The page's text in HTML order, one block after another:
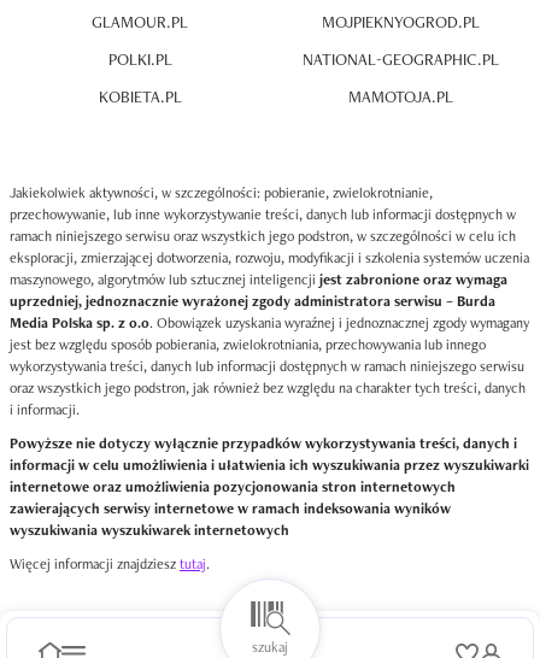
GLAMOUR.PL
POLKI.PL
KOBIETA.PL
MOJPIEKNYOGROD.PL
NATIONAL-GEOGRAPHIC.PL
MAMOTOJA.PL
Jakiekolwiek aktywności, w szczególności: pobieranie, zwielokrotnianie,
przechowywanie, lub inne wykorzystywanie treści, danych lub informacji dostępnych w
ramach niniejszego serwisu oraz wszystkich jego podstron, w szczególności w celu ich
eksploracji, zmierzającej dotworzenia, rozwoju, modyfikacji i szkolenia systemów uczenia
maszynowego, algorytmów lub sztucznej inteligencji jest zabronione oraz wymaga
uprzedniej, jednoznacznie wyrażonej zgody administratora serwisu – Burda
Media Polska sp. z o.o. Obowiązek uzyskania wyraźnej i jednoznacznej zgody wymagany
jest bez względu sposób pobierania, zwielokrotniania, przechowywania lub innego
wykorzystywania treści, danych lub informacji dostępnych w ramach niniejszego serwisu
oraz wszystkich jego podstron, jak również bez względu na charakter tych treści, danych
i informacji.
Powyższe nie dotyczy wyłącznie przypadków wykorzystywania treści, danych i
informacji w celu umożliwienia i ułatwienia ich wyszukiwania przez wyszukiwarki
internetowe oraz umożliwienia pozycjonowania stron internetowych
zawierających serwisy internetowe w ramach indeksowania wyników
wyszukiwania wyszukiwarek internetowych
Więcej informacji znajdziesztutaj.
szukaj